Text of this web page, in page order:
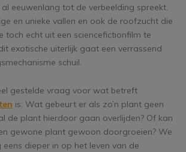
eeuwenlang tot de verbeelding spreekt.
en unieke vallen en ook de roofzucht die
toch echt uit een sciencefictionfilm te
exotische uiterlijk gaat een verrassend
schuil.
gestelde vraag voor wat betreft
is: Wat gebeurt er als zo’n plant geen
de plant hierdoor gaan overlijden? Of kan
gewone plant gewoon doorgroeien? We
dieper in op het leven van de